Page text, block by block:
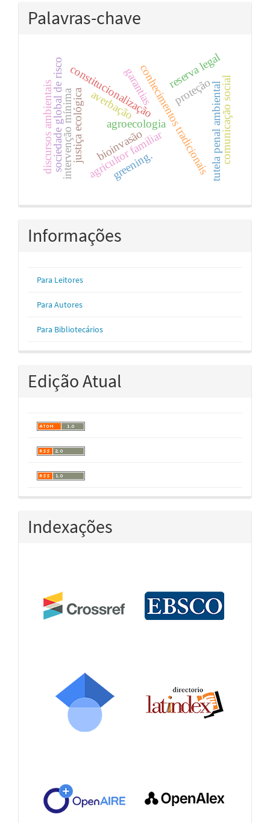
Palavras-chave
justiça ecológica agroecologiaconhecimentos tradicionais
agricultor familiar
constitucionalização
sociedade global de risco
discursos ambientais tutela penal ambiental
averbação
reserva legal
intervenção mínima
garantias
bioinvasão comunicação social
greening.
proteção
Informações
Para Leitores
Para Autores
Para Bibliotecários
Edição Atual
Indexações